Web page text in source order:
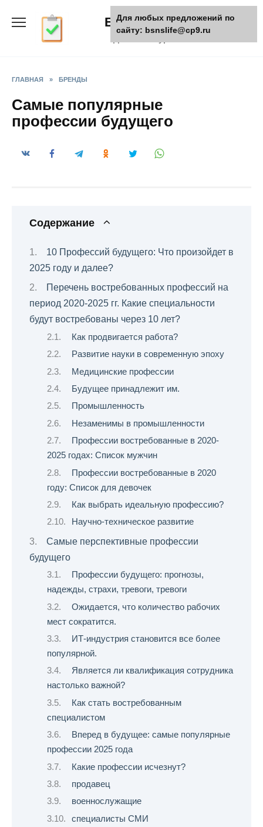
БизнесЖизнь
ГЛАВНАЯ » БРЕНДЫ
Самые популярные
профессии будущего
Содержание
10 Профессий будущего: Что произойдет в
2025 году и далее?
Перечень востребованных профессий на
период 2020-2025 гг. Какие специальности
будут востребованы через 10 лет?
Как продвигается работа?
Развитие науки в современную эпоху
Медицинские профессии
Будущее принадлежит им.
Промышленность
Незаменимы в промышленности
Профессии востребованные в 2020-
2025 годах: Список мужчин
Профессии востребованные в 2020
году: Список для девочек
Как выбрать идеальную профессию?
Научно-техническое развитие
Самые перспективные профессии
будущего
Профессии будущего: прогнозы,
надежды, страхи, тревоги, тревоги
Ожидается, что количество рабочих
мест сократится.
ИТ-индустрия становится все более
популярной.
Является ли квалификация сотрудника
настолько важной?
Как стать востребованным
специалистом
Вперед в будущее: самые популярные
профессии 2025 года
Какие профессии исчезнут?
продавец
военнослужащие
специалисты СМИ
Для любых предложений по
сайту: bsnslife@cp9.ru